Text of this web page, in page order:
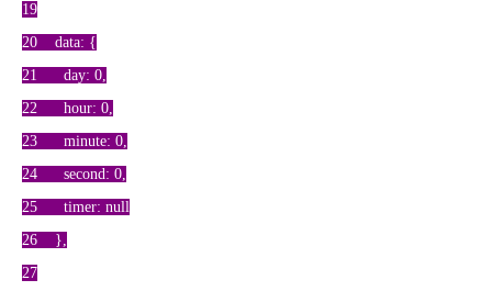
19
20 data: {
21 day: 0,
22 hour: 0,
23 minute: 0,
24 second: 0,
25 timer: null
26 },
27